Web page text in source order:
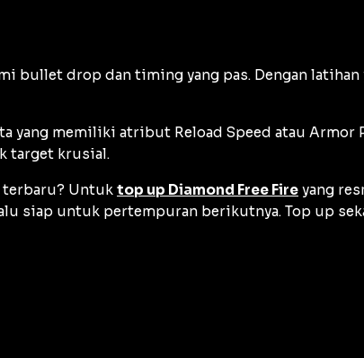
bullet drop dan timing yang pas. Dengan
yang memiliki atribut Reload Speed atau Armor
target krusial.
terbaru? Untuk top up Diamond Free Fire yang
siap untuk pertempuran berikutnya. Top up